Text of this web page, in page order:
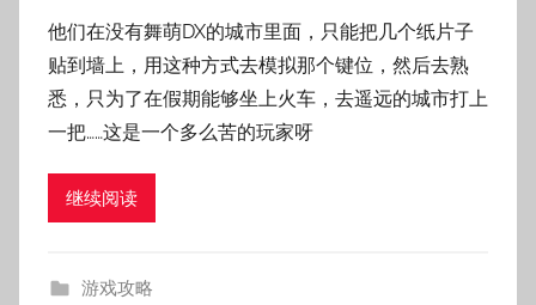
他们在没有舞萌DX的城市里面，只能把几个纸片子
贴到墙上，用这种方式去模拟那个键位，然后去熟
悉，只为了在假期能够坐上火车，去遥远的城市打上
一把……这是一个多么苦的玩家呀
继续阅读
游戏攻略